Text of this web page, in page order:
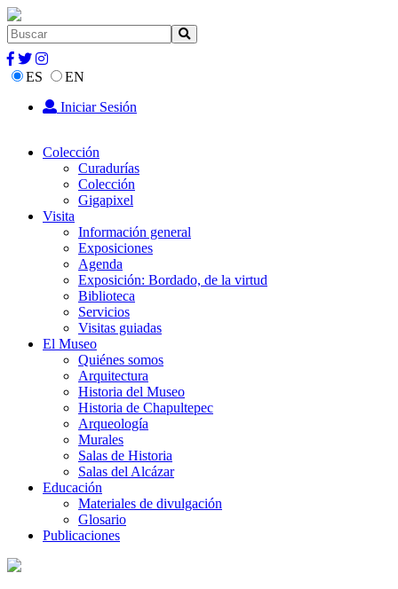
ES
EN
Iniciar Sesión
Colección
Curadurías
Colección
Gigapixel
Visita
Información general
Exposiciones
Agenda
Exposición: Bordado, de la virtud
Biblioteca
Servicios
Visitas guiadas
El Museo
Quiénes somos
Arquitectura
Historia del Museo
Historia de Chapultepec
Arqueología
Murales
Salas de Historia
Salas del Alcázar
Educación
Materiales de divulgación
Glosario
Publicaciones